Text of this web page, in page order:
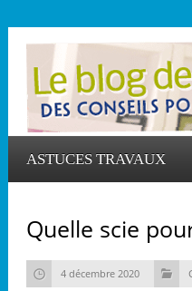
ASTUCES TRAVAUX
Quelle scie
4 décembre 2020